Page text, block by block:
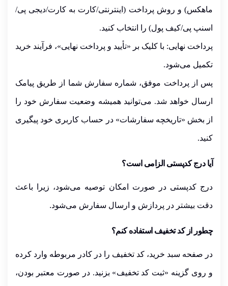
ماهکس) و روش پرداخت (اینترنتی/کارت به کارت/دیجی پی/
اسنپ پی/کیف پول) را انتخاب کنید.
پرداخت نهایی: با کلیک بر «تأیید و پرداخت نهایی»، فرآیند خرید
تکمیل می‌شود.
پس از پرداخت موفق، شماره سفارش شما از طریق پیامک
ارسال خواهد شد. می‌توانید همیشه وضعیت سفارش خود را
از بخش «تاریخچه سفارشات» در حساب کاربری خود پیگیری
کنید.
آیا درج کدپستی الزامی است؟
درج کدپستی در صورت امکان توصیه می‌شود، زیرا باعث
دقت بیشتر در پردازش و ارسال سفارش می‌شود.
چطور از کد تخفیف استفاده کنم؟
در صفحه سبد خرید، کد تخفیف را در کادر مربوطه وارد کرده
و روی گزینه «ثبت کد تخفیف» بزنید. در صورت معتبر بودن،